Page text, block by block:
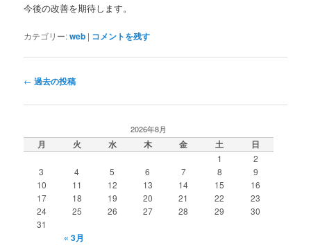
今後の改善を期待します。
カテゴリー:web | コメントを残す
投
ナ
ゲ
ー
← 過去の投稿
2026年8月
月 火 水 木 金 土 日
1
2
3
4 5 6 7 8
9
10
11 12 13 14 15
16
17
18 19 20 21 22
23
24
25 26 27 28 29
30
31
« 3月